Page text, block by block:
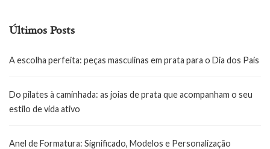
Últimos Posts
A escolha perfeita: peças masculinas em prata para o Dia dos Pais
Do pilates à caminhada: as joias de prata que acompanham o seu
estilo de vida ativo
Anel de Formatura: Significado, Modelos e Personalização